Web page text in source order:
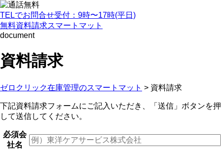
TELでお問合せ受付：9時〜17時(平日)
無料資料請求スマートマット
document
資料請求
ゼロクリック在庫管理のスマートマット > 資料請求
下記資料請求フォームにご記入いただき、「送信」ボタンを押
して送信してください。
必須会
社名